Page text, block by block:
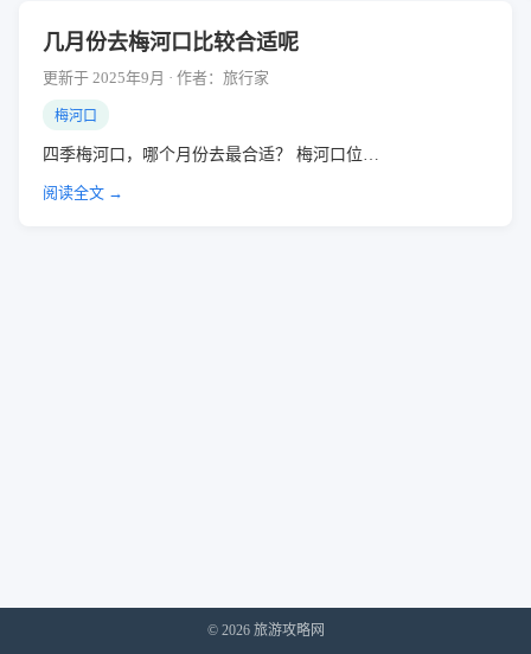
几月份去梅河口比较合适呢
更新于 2025年9月 · 作者：旅行家
梅河口
四季梅河口，哪个月份去最合适？ 梅河口位…
阅读全文 →
© 2026 旅游攻略网